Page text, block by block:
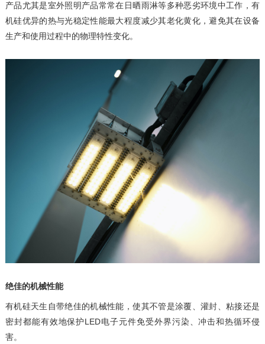
产品尤其是室外照明产品常常在日晒雨淋等多种恶劣环境中工作，有
机硅优异的热与光稳定性能最大程度减少其老化黄化，避免其在设备
生产和使用过程中的物理特性变化。
绝佳的机械性能
有机硅天生自带绝佳的机械性能，使其不管是涂覆、灌封、粘接还是
密封都能有效地保护LED电子元件免受外界污染、冲击和热循环侵
害。